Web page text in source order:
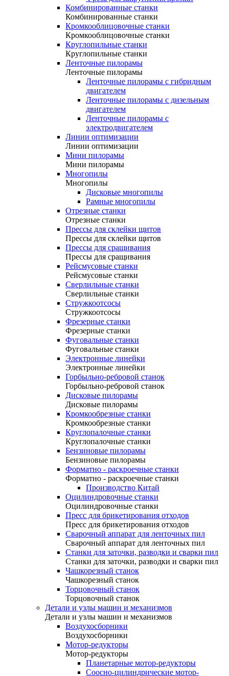
Комбинированные станки
Комбинированные станки
Кромкооблицовочные станки
Кромкооблицовочные станки
Круглопильные станки
Круглопильные станки
Ленточные пилорамы
Ленточные пилорамы
Ленточные пилорамы с гибридным
двигателем
Ленточные пилорамы с дизельным
двигателем
Ленточные пилорамы с
электродвигателем
Линии оптимизации
Линии оптимизации
Мини пилорамы
Мини пилорамы
Многопилы
Многопилы
Дисковые многопилы
Рамные многопилы
Отрезные станки
Отрезные станки
Прессы для склейки щитов
Прессы для склейки щитов
Прессы для сращивания
Прессы для сращивания
Рейсмусовые станки
Рейсмусовые станки
Сверлильные станки
Сверлильные станки
Стружкоотсосы
Стружкоотсосы
Фрезерные станки
Фрезерные станки
Фуговальные станки
Фуговальные станки
Электронные линейки
Электронные линейки
Горбыльно-ребровой станок
Горбыльно-ребровой станок
Дисковые пилорамы
Дисковые пилорамы
Кромкообрезные станки
Кромкообрезные станки
Круглопалочные станки
Круглопалочные станки
Бензиновые пилорамы
Бензиновые пилорамы
Форматно - раскроечные станки
Форматно - раскроечные станки
Производство Китай
Оцилиндровочные станки
Оцилиндровочные станки
Пресс для брикетирования отходов
Пресс для брикетирования отходов
Сварочный аппарат для ленточных пил
Сварочный аппарат для ленточных пил
Станки для заточки, разводки и сварки пил
Станки для заточки, разводки и сварки пил
Чашкорезный станок
Чашкорезный станок
Торцовочный станок
Торцовочный станок
Детали и узлы машин и механизмов
Детали и узлы машин и механизмов
Воздухосборники
Воздухосборники
Мотор-редукторы
Мотор-редукторы
Планетарные мотор-редукторы
Соосно-цилиндрические мотор-